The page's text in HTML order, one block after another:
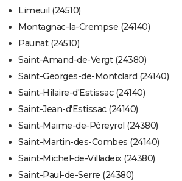
Limeuil (24510)
Montagnac-la-Crempse (24140)
Paunat (24510)
Saint-Amand-de-Vergt (24380)
Saint-Georges-de-Montclard (24140)
Saint-Hilaire-d'Estissac (24140)
Saint-Jean-d'Estissac (24140)
Saint-Maime-de-Péreyrol (24380)
Saint-Martin-des-Combes (24140)
Saint-Michel-de-Villadeix (24380)
Saint-Paul-de-Serre (24380)